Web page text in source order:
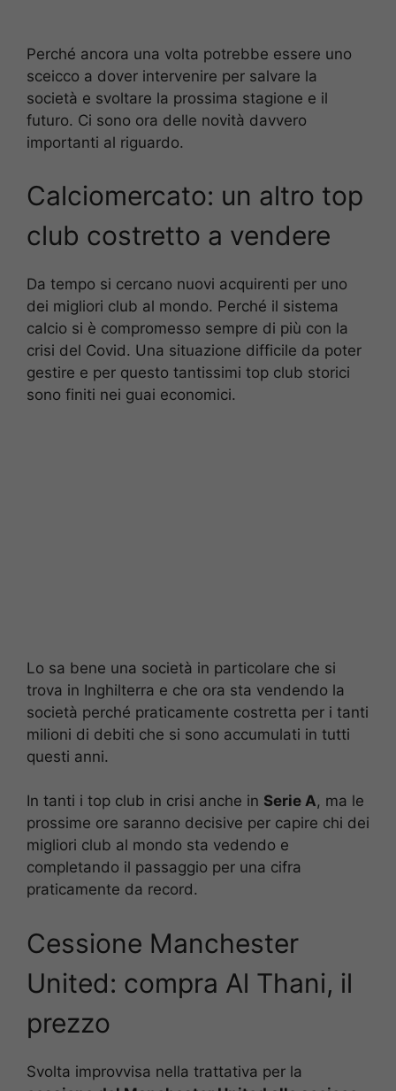
Perché ancora una volta potrebbe essere uno
sceicco a dover intervenire per salvare la
società e svoltare la prossima stagione e il
futuro. Ci sono ora delle novità davvero
importanti al riguardo.
Calciomercato: un altro top
club costretto a vendere
Da tempo si cercano nuovi acquirenti per uno
dei migliori club al mondo. Perché il sistema
calcio si è compromesso sempre di più con la
crisi del Covid. Una situazione difficile da poter
gestire e per questo tantissimi top club storici
sono finiti nei guai economici.
Lo sa bene una società in particolare che si
trova in Inghilterra e che ora sta vendendo la
società perché praticamente costretta per i tanti
milioni di debiti che si sono accumulati in tutti
questi anni.
In tanti i top club in crisi anche in Serie A, ma le
prossime ore saranno decisive per capire chi dei
migliori club al mondo sta vedendo e
completando il passaggio per una cifra
praticamente da record.
Cessione Manchester
United: compra Al Thani, il
prezzo
Svolta improvvisa nella trattativa per la